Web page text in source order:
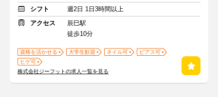
シフト
週2日 1日3時間以上
アクセス
辰巳駅
徒歩10分
資格を活かせる 大学生歓迎 ネイル可
ピアス可
ヒゲ可
株式会社ジーフットの求人一覧を見る